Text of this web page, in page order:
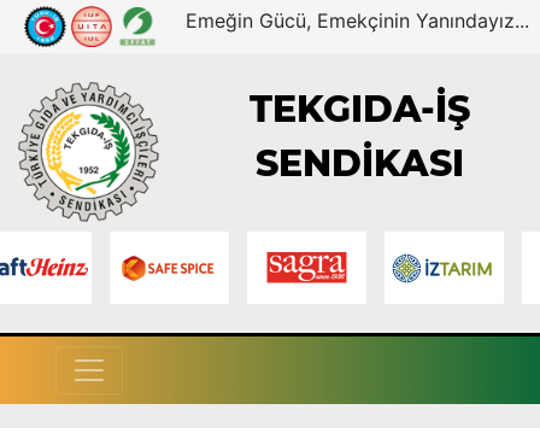
Emeğin Gücü, Emekçinin Yanındayız...
TEKGIDA-İŞ
SENDİKASI